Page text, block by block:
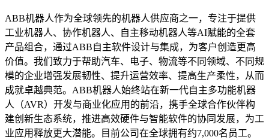
ABB机器人作为全球领先的机器人供应商之一，专注于提供
工业机器人、协作机器人、自主移动机器人等AI赋能的全套
产品组合，通过ABB自主软件设计与集成，为客户创造更高
价值。我们致力于帮助汽车、电子、物流等不同领域、不同规
模的企业增强发展韧性、提升运营效率、提高生产柔性，从而
成就卓越典范。ABB机器人始终站在新一代自主多功能机器
人（AVR）开发与商业化应用的前沿，携手全球合作伙伴构
建创新生态系统，推进高效硬件与智能软件的协同发展，为工
业应用释放更大潜能。目前公司在全球拥有约7,000名员工。